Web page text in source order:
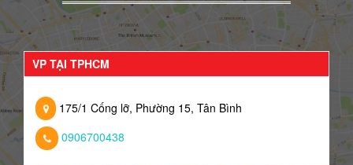
VP TẠI TPHCM
175/1 Cống lỡ, Phường 15, Tân Bình
0906700438